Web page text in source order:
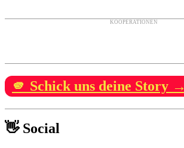
KOOPERATIONEN
🫵 Schick uns deine Story →
👋 Social